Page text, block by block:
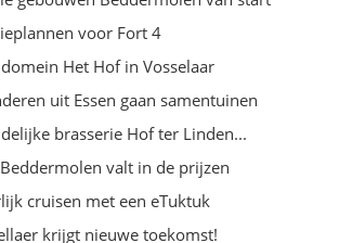
voor Fort 4
Het Hof in Vosselaar
uit Essen gaan samentuinen
brasserie Hof ter Linden...
valt in de prijzen
cruisen met een eTuktuk
krijgt nieuwe toekomst!